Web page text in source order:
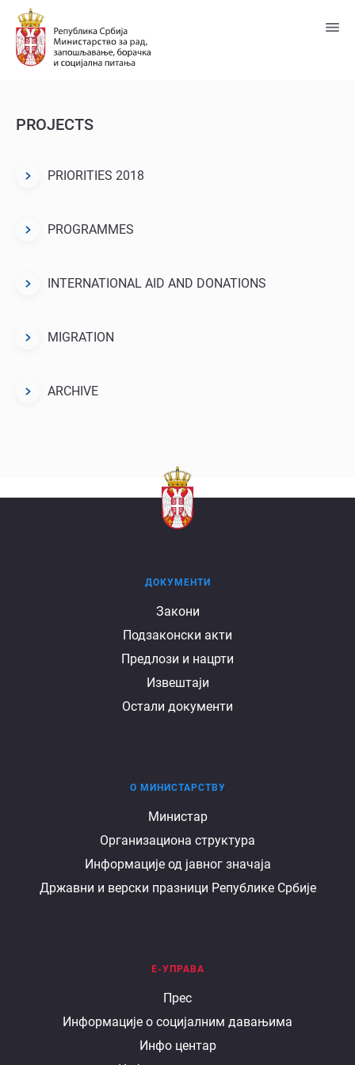
Пређи
главни
садржај
PROJECTS
Projects
PRIORITIES 2018
PROGRAMMES
INTERNATIONAL AID AND DONATIONS
MIGRATION
ARCHIVE
ДОКУМЕНТИ
Закони
Подзаконски акти
Предлози и нацрти
Извештаји
Остали документи
министарству
О МИНИСТАРСТВУ
Министар
Организациона структура
Информације од јавног значаја
Државни и верски празници Републике Србије
Е-УПРАВА
Прес
Информације о социјалним давањима
Инфо центар